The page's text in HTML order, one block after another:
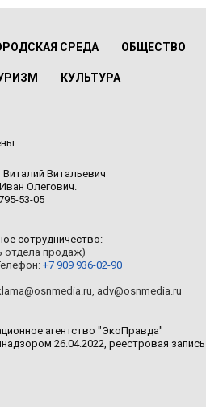
СРЕДА ОБЩЕСТВО
КУЛЬТУРА
Витальевич
Олегович.
53-05
сотрудничество:
отдела продаж)
+7 909 936-02-90
, adv@osnmedia.ru
агентство "ЭкоПравда"
26.04.2022, реестровая запись